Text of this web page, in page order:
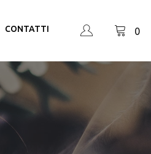
CONTATTI 0